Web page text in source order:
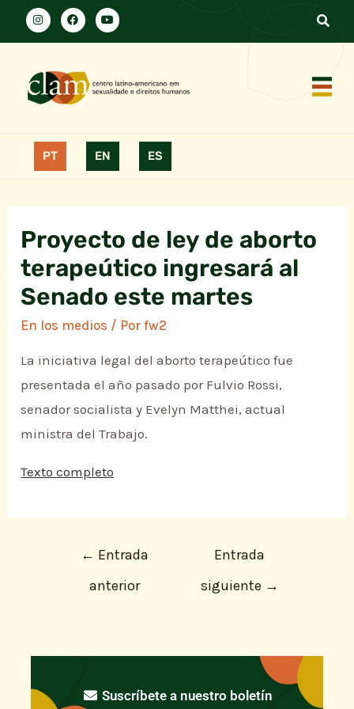
PT EN ES
Proyecto de ley de aborto
terapeútico ingresará al
Senado este martes
En los medios / Porfw2
La iniciativa legal del aborto terapeútico fue
presentada el año pasado por Fulvio Rossi,
senador socialista y Evelyn Matthei, actual
ministra del Trabajo.
Texto completo
← Entrada
anterior
Entrada
siguiente →
Suscríbete a nuestro boletín